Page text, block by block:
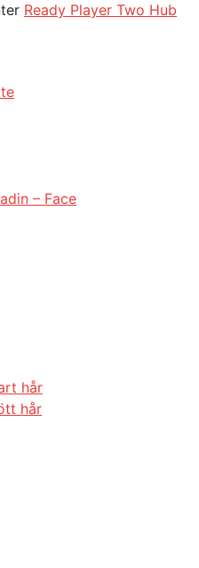
Ready Player Two Hub
– Face
hår
hår